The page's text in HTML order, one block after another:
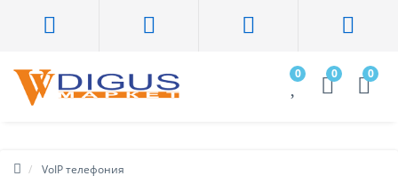
0 0 0
VoIP телефония